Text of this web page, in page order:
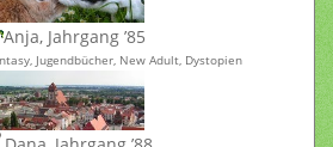
Anja, Jahrgang ’85
Jugendbücher, New Adult, Dystopien